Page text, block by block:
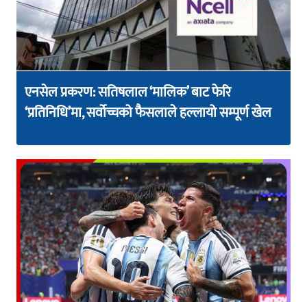
एनसेल प्रकरण: सतिषलाल ‘मालिक’ बाट फेरि
‘प्रतिनिधि’मा, सर्वोच्चको फैसलाले हल्लायो सम्पूर्ण खेल